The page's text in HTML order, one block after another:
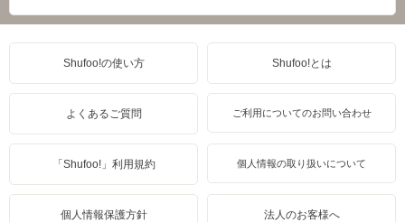
Shufoo!の使い方 Shufoo!とは
よくあるご質問 ご利用についてのお問い合わせ
「Shufoo!」利用規約 個人情報の取り扱いについて
個人情報保護方針 法人のお客様へ